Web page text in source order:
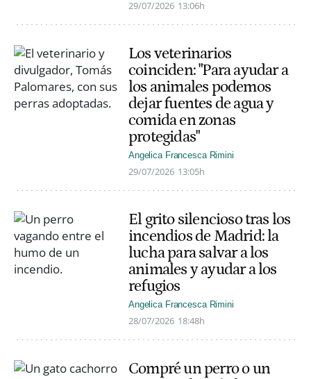
29/07/2026 13:06h
Los veterinarios
coinciden: "Para ayudar a
los animales podemos
dejar fuentes de agua y
comida en zonas
protegidas"
Angelica Francesca Rimini
29/07/2026 13:05h
El grito silencioso tras los
incendios de Madrid: la
lucha para salvar a los
animales y ayudar a los
refugios
Angelica Francesca Rimini
28/07/2026 18:48h
Compré un perro o un